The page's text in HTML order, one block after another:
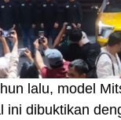
lalu, model
dibuktikan